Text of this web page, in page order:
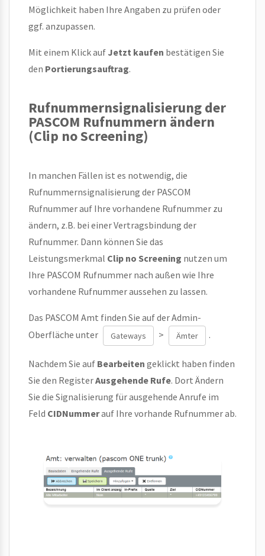
Möglichkeit haben Ihre Angaben zu prüfen oder
ggf. anzupassen.
Mit einem Klick auf Jetzt kaufen bestätigen Sie
den Portierungsauftrag.
Rufnummernsignalisierung der
PASCOM Rufnummern ändern
(Clip no Screening)
In manchen Fällen ist es notwendig, die
Rufnummernsignalisierung der PASCOM
Rufnummer auf Ihre vorhandene Rufnummer zu
ändern, z.B. bei einer Vertragsbindung der
Rufnummer. Dann können Sie das
Leistungsmerkmal Clip no Screening nutzen um
Ihre PASCOM Rufnummer nach außen wie Ihre
vorhandene Rufnummer aussehen zu lassen.
Das PASCOM Amt finden Sie auf der Admin-
Oberfläche unter
Gateways > Ämter .
Nachdem Sie auf Bearbeiten geklickt haben finden
Sie den RegisterAusgehende Rufe. Dort Ändern
Sie die Signalisierung für ausgehende Anrufe im
Feld CIDNummerauf Ihre vorhande Rufnummer ab.